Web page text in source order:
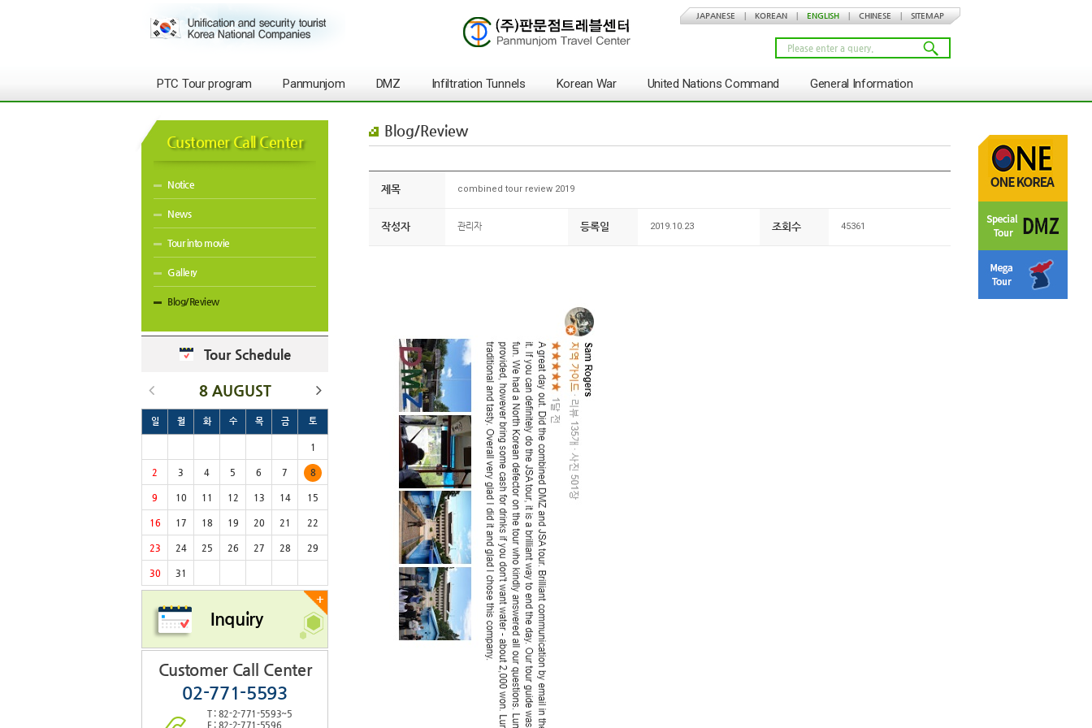
JAPANESE KOREAN ENGLISH CHINESE SITEMAP
PTC Tour program Panmunjom DMZ Infiltration Tunnels Korean War United Nations Command General Information
Customer Call Center
Notice
News
Tour into movie
Gallery
Blog/Review
Tour Schedule
8 AUGUST
일 월 화 수 목 금 토
1
2 3 4 5 6 7 8
9 10 11 12 13 14 15
16 17 18 19 20 21 22
23 24 25 26 27 28 29
30 31
+
Inquiry
Customer Call Center
02-771-5593
T : 82-2-771-5593~5
F : 82-2-771-5596
Blog/Review
제목 combined tour review 2019
작성자 관리자 등록일 2019.10.23 조회수 45361